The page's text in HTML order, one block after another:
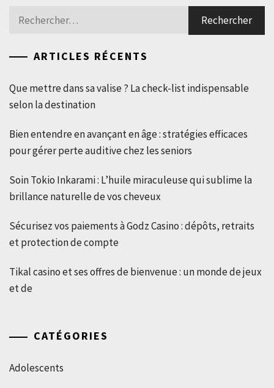
Rechercher :
ARTICLES RÉCENTS
Que mettre dans sa valise ? La check-list indispensable
selon la destination
Bien entendre en avançant en âge : stratégies efficaces
pour gérer perte auditive chez les seniors
Soin Tokio Inkarami : L’huile miraculeuse qui sublime la
brillance naturelle de vos cheveux
Sécurisez vos paiements à Godz Casino : dépôts, retraits
et protection de compte
Tikal casino et ses offres de bienvenue : un monde de jeux
et de
CATÉGORIES
Adolescents